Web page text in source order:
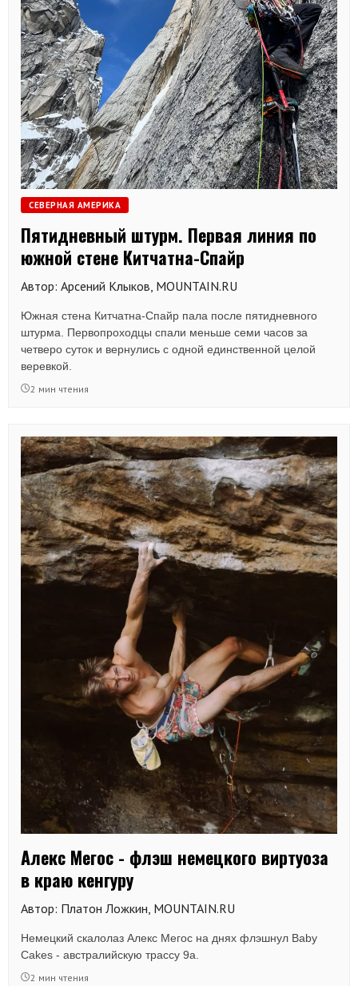
СЕВЕРНАЯ АМЕРИКА
Пятидневный штурм. Первая линия по
южной стене Китчатна-Спайр
Автор: Арсений Клыков, MOUNTAIN.RU
Южная стена Китчатна-Спайр пала после пятидневного
штурма. Первопроходцы спали меньше семи часов за
четверо суток и вернулись с одной единственной целой
веревкой.
2 мин чтения
Алекс Мегос - флэш немецкого виртуоза
в краю кенгуру
Автор: Платон Ложкин, MOUNTAIN.RU
Немецкий скалолаз Алекс Мегос на днях флэшнул Baby
Cakes - австралийскую трассу 9а.
2 мин чтения